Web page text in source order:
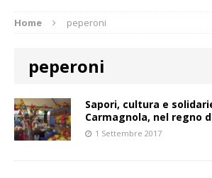
Home peperoni
peperoni
Sapori, cultura e
Carmagnola, nel regno
1 Settembre 2017